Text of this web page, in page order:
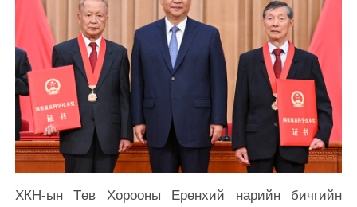
ХКН-ын Төв Хорооны Ерөнхий нарийн бичгийн